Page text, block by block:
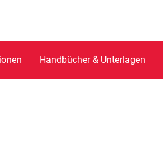
Handbücher & Unterlagen